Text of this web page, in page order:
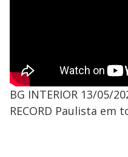
BG INTERIOR 13/05/
RECORD Paulista em